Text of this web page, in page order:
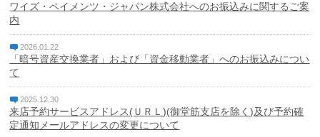
ワイズ・ペイメンツ・ジャパン株式会社へのお振込みに関するご案
内
2026.01.22
「暗号資産交換業者」および「資金移動業者」へのお振込みについ
て
2025.12.30
来店予約サービスアドレス(ＵＲＬ)(御堂筋支店を除く)及び予約確
定通知メールアドレスの変更について